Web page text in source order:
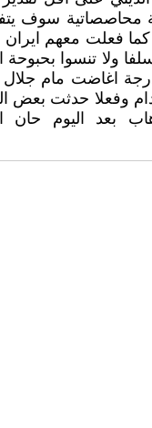
محاصصاتية
فعلت معهم ايران
ولا تنسوا
اغاضت مام
وفعلا حدثت بعض
بعد اليوم حان